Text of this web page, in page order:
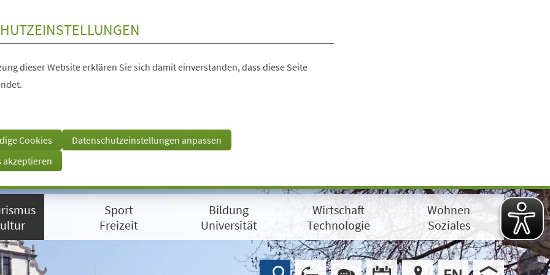
dieser Website erklären Sie sich damit einverstanden, dass diese Seite
Cookies
Datenschutzeinstellungen anpassen
akzeptieren
Sport
Freizeit
Bildung
Universität
Wirtschaft
Technologie
Wohnen
Soziales